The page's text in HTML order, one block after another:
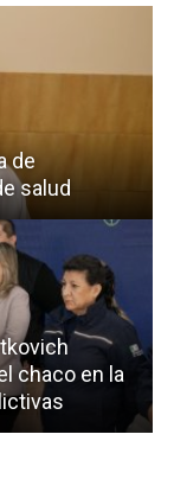
de
salud
chaco en la